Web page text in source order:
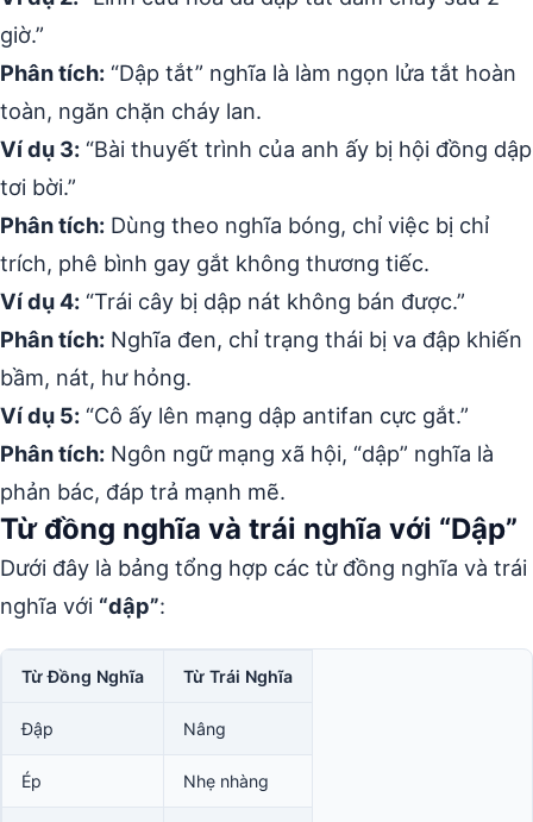
giờ.”
Phân tích: “Dập tắt” nghĩa là làm ngọn lửa tắt hoàn
toàn, ngăn chặn cháy lan.
Ví dụ 3: “Bài thuyết trình của anh ấy bị hội đồng dập
tơi bời.”
Phân tích: Dùng theo nghĩa bóng, chỉ việc bị chỉ
trích, phê bình gay gắt không thương tiếc.
Ví dụ 4: “Trái cây bị dập nát không bán được.”
Phân tích: Nghĩa đen, chỉ trạng thái bị va đập khiến
bầm, nát, hư hỏng.
Ví dụ 5: “Cô ấy lên mạng dập antifan cực gắt.”
Phân tích: Ngôn ngữ mạng xã hội, “dập” nghĩa là
phản bác, đáp trả mạnh mẽ.
Từ đồng nghĩa và trái nghĩa với “Dập”
Dưới đây là bảng tổng hợp các từ đồng nghĩa và trái
nghĩa với “dập”:
Từ Đồng Nghĩa Từ Trái Nghĩa
Đập Nâng
Ép Nhẹ nhàng